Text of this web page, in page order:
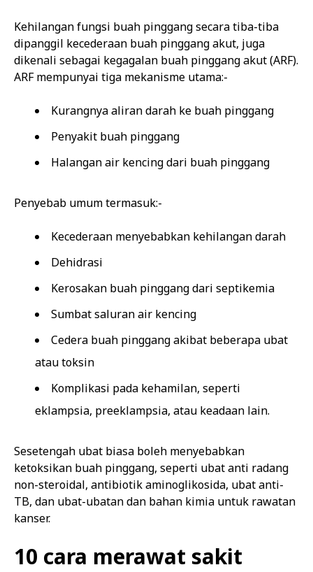
Kehilangan fungsi buah pinggang secara tiba-tiba
dipanggil kecederaan buah pinggang akut, juga
dikenali sebagai kegagalan buah pinggang akut (ARF).
ARF mempunyai tiga mekanisme utama:-
Kurangnya aliran darah ke buah pinggang
Penyakit buah pinggang
Halangan air kencing dari buah pinggang
Penyebab umum termasuk:-
Kecederaan menyebabkan kehilangan darah
Dehidrasi
Kerosakan buah pinggang dari septikemia
Sumbat saluran air kencing
Cedera buah pinggang akibat beberapa ubat
atau toksin
Komplikasi pada kehamilan, seperti
eklampsia, preeklampsia, atau keadaan lain.
Sesetengah ubat biasa boleh menyebabkan
ketoksikan buah pinggang, seperti ubat anti radang
non-steroidal, antibiotik aminoglikosida, ubat anti-
TB, dan ubat-ubatan dan bahan kimia untuk rawatan
kanser.
10 cara merawat sakit